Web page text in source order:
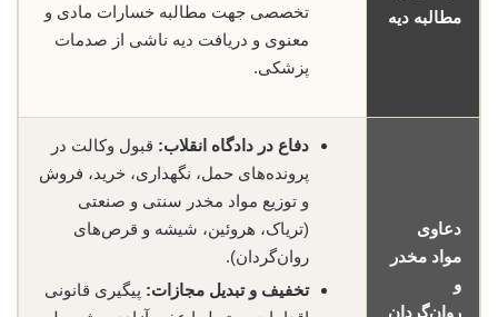
مطالبه دیه
تخصصی جهت مطالبه خسارات مادی و
معنوی و دریافت دیه ناشی از صدمات
پزشکی.
دعاوی
مواد مخدر
و
روان‌گردان
دفاع در دادگاه انقلاب: قبول وکالت در
پرونده‌های حمل، نگهداری، خرید، فروش
و توزیع مواد مخدر سنتی و صنعتی
(تریاک، هروئین، شیشه و قرص‌های
روان‌گردان).
تخفیف و تبدیل مجازات: پیگیری قانونی